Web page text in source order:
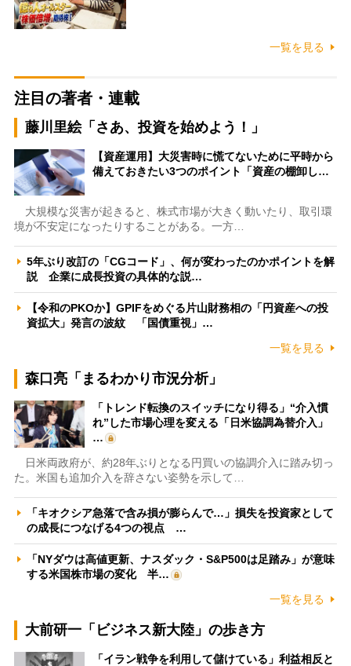
一覧を見る
注目の著者・連載
藤川里絵「さあ、投資を始めよう！」
【資産運用】大災害時に慌てないために平時から
備えておきたい3つのポイント「資産の棚卸し…
大規模な災害が起きると、株式市場が大きく動いたり、取引環
境が不安定になったりすることがある。一方…
5年ぶり改訂の「CGコード」、何が変わったのかポイントを解
説 企業に成長投資の具体的な説…
【令和のPKOか】GPIFをめぐる片山財務相の「円資産への投
資拡大」発言の波紋 「国債重視」…
一覧を見る
森口亮「まるわかり市況分析」
「トレンド転換のスイッチになり得る」“介入慣
れ”した市場心理を変える「日米協調為替介入」
…
日米両政府が、約28年ぶりとなる円買いの協調介入に踏み切っ
た。米国も追加介入を辞さない姿勢を示して…
「キオクシア急落で含み損が膨らんで…」損失を投資家として
の成長につなげる4つの視点 …
「NYダウは高値更新、ナスダック・S&P500は足踏み」が意味
する米国株市場の変化 半…
一覧を見る
大前研一「ビジネス新大陸」の歩き方
「イラン戦争を利用して儲けている」利益相反と